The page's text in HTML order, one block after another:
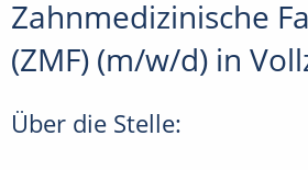
Zahnmedizinische
(ZMF) (m/w/d) in
Über die Stelle: